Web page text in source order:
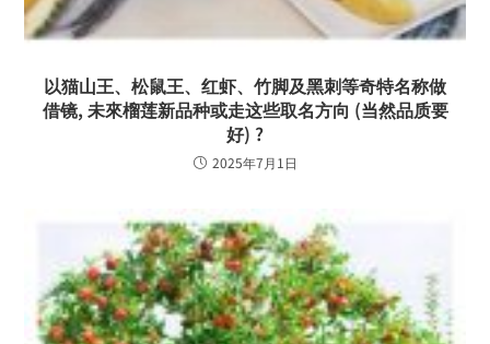
以猫山王、松鼠王、红虾、竹脚及黑刺等奇特名称做
借镜, 未來榴莲新品种或走这些取名方向 (当然品质要
好) ?
2025年7月1日